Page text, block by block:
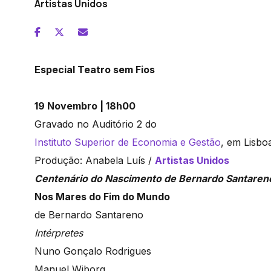
Artistas Unidos
Especial Teatro sem Fios
19 Novembro | 18h00
Gravado no Auditório 2 do
Instituto Superior de Economia e Gestão, em
Produção: Anabela Luís / Artistas Unidos
Centenário do Nascimento de Bernardo
Nos Mares do Fim do Mundo
de Bernardo Santareno
Intérpretes
Nuno Gonçalo Rodrigues